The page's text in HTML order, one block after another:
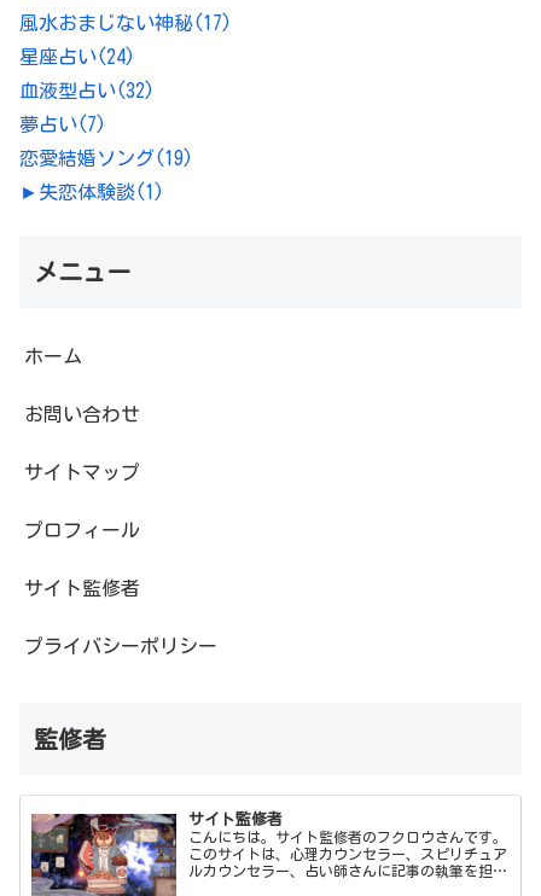
風水おまじない神秘(17)
星座占い(24)
血液型占い(32)
夢占い(7)
恋愛結婚ソング(19)
► 失恋体験談(1)
メニュー
ホーム
お問い合わせ
サイトマップ
プロフィール
サイト監修者
プライバシーポリシー
監修者
サイト監修者
こんにちは。サイト監修者のフクロウさんです。
このサイトは、心理カウンセラー、スピリチュア
ルカウンセラー、占い師さんに記事の執筆を担当